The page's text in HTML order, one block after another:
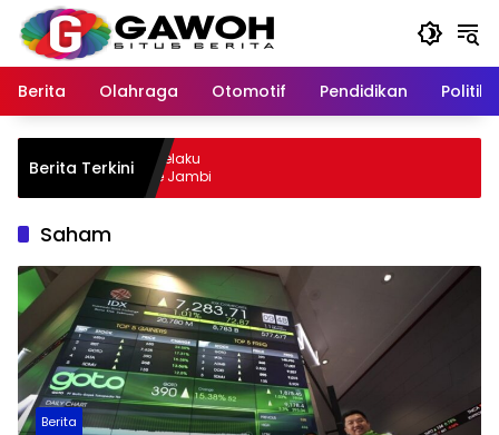
Langsung
konten
Berita
Olahraga Otomotif Pendidikan Politik
Berita Terkini
Kota Tangkap Pelaku
Sempat Kabur ke Jambi
Saham
Berita